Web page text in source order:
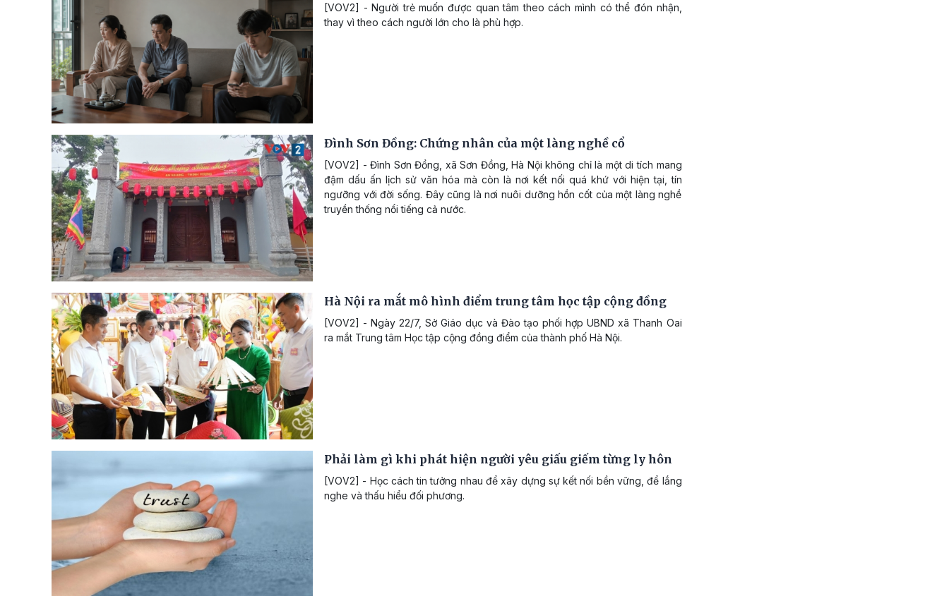
[VOV2] - Người trẻ muốn được quan tâm theo cách mình có thể đón nhận,
thay vì theo cách người lớn cho là phù hợp.
Đình Sơn Đồng: Chứng nhân của một làng nghề cổ
[VOV2] - Đình Sơn Đồng, xã Sơn Đồng, Hà Nội không chỉ là một di tích mang
đậm dấu ấn lịch sử văn hóa mà còn là nơi kết nối quá khứ với hiện tại, tín
ngưỡng với đời sống. Đây cũng là nơi nuôi dưỡng hồn cốt của một làng nghề
truyền thống nổi tiếng cả nước.
Hà Nội ra mắt mô hình điểm trung tâm học tập cộng đồng
[VOV2] - Ngày 22/7, Sở Giáo dục và Đào tạo phối hợp UBND xã Thanh Oai
ra mắt Trung tâm Học tập cộng đồng điểm của thành phố Hà Nội.
Phải làm gì khi phát hiện người yêu giấu giếm từng ly hôn
[VOV2] - Học cách tin tưởng nhau để xây dựng sự kết nối bền vững, để lắng
nghe và thấu hiểu đối phương.